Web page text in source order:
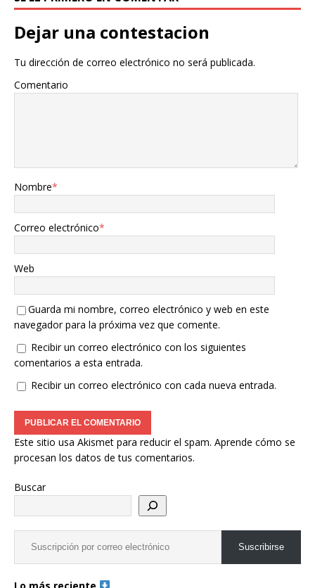
Dejar una contestacion
Tu dirección de correo electrónico no será publicada.
Comentario
Nombre*
Correo electrónico*
Web
Guarda mi nombre, correo electrónico y web en este
navegador para la próxima vez que comente.
Recibir un correo electrónico con los siguientes
comentarios a esta entrada.
Recibir un correo electrónico con cada nueva entrada.
Este sitio usa Akismet para reducir el spam. Aprende cómo se
procesan los datos de tus comentarios.
Buscar
Suscribirse